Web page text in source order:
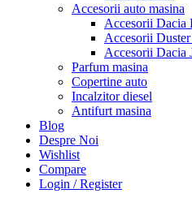
Accesorii auto masina
Accesorii Dacia
Accesorii Duster
Accesorii Dacia
Parfum masina
Copertine auto
Incalzitor diesel
Antifurt masina
Blog
Despre Noi
Wishlist
Compare
Login / Register